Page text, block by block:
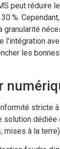
peut réduire
%.
l'intégration
les
stricte
solution
, mises à la